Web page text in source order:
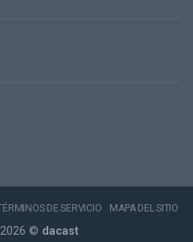
DE SERVICIO MAPA DEL SITIO
© dacast